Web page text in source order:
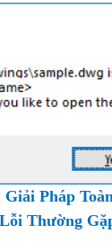
Pháp
Thường